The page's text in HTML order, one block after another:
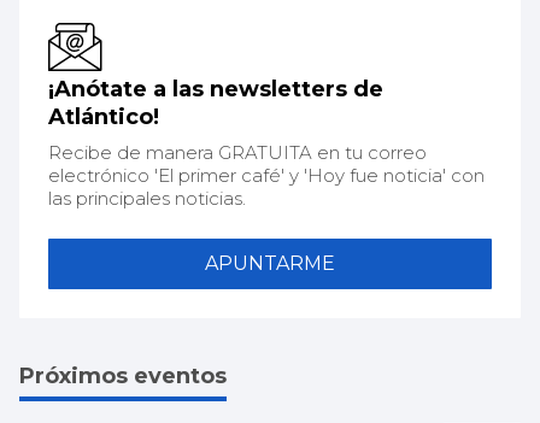
¡Anótate a las newsletters de
Atlántico!
Recibe de manera GRATUITA en tu correo
electrónico 'El primer café' y 'Hoy fue noticia' con
las principales noticias.
APUNTARME
Próximos eventos